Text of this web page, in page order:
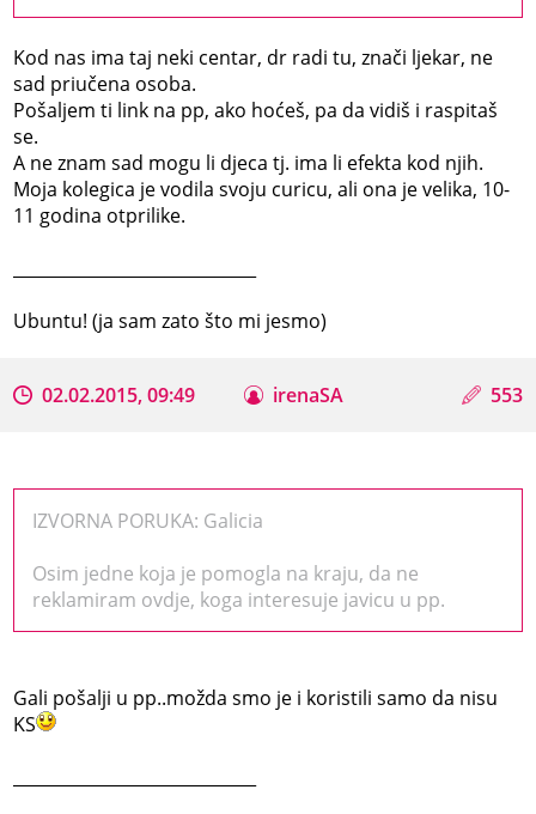
Kod nas ima taj neki centar, dr radi tu, znači ljekar, ne
sad priučena osoba.
Pošaljem ti link na pp, ako hoćeš, pa da vidiš i raspitaš
se.
A ne znam sad mogu li djeca tj. ima li efekta kod njih.
Moja kolegica je vodila svoju curicu, ali ona je velika, 10-
11 godina otprilike.
Ubuntu! (ja sam zato što mi jesmo)
02.02.2015, 09:49 irenaSA 553
IZVORNA PORUKA: Galicia
Osim jedne koja je pomogla na kraju, da ne
reklamiram ovdje, koga interesuje javicu u pp.
Gali pošalji u pp..možda smo je i koristili samo da nisu
KS